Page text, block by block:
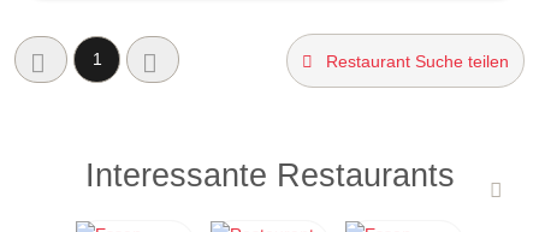
1 Restaurant Suche teilen
Interessante Restaurants